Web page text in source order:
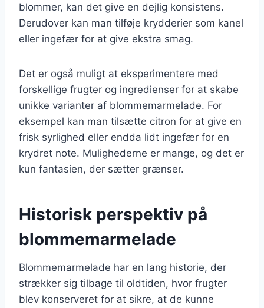
blommer, kan det give en dejlig konsistens.
Derudover kan man tilføje krydderier som kanel
eller ingefær for at give ekstra smag.
Det er også muligt at eksperimentere med
forskellige frugter og ingredienser for at skabe
unikke varianter af blommemarmelade. For
eksempel kan man tilsætte citron for at give en
frisk syrlighed eller endda lidt ingefær for en
krydret note. Mulighederne er mange, og det er
kun fantasien, der sætter grænser.
Historisk perspektiv på
blommemarmelade
Blommemarmelade har en lang historie, der
strækker sig tilbage til oldtiden, hvor frugter
blev konserveret for at sikre, at de kunne